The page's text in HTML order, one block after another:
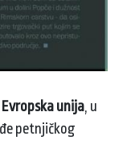
unija , u
petnjičkog